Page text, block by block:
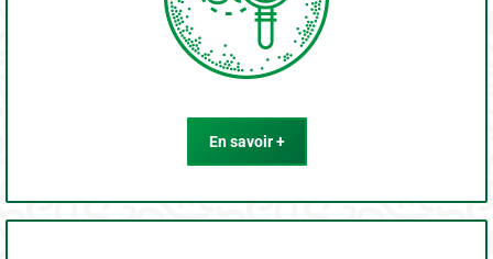
En savoir +